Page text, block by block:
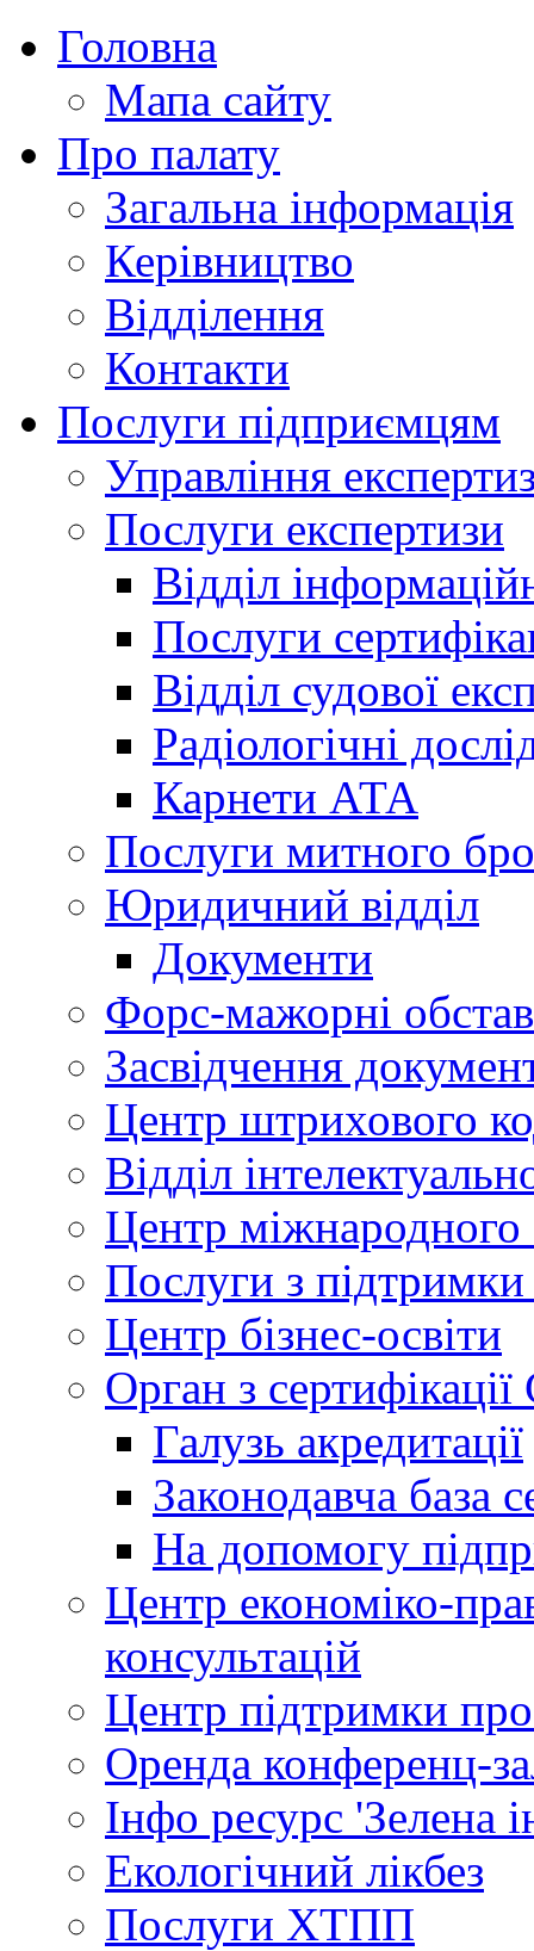
Головна
Мапа сайту
Про палату
Загальна інформація
Керівництво
Відділення
Контакти
Послуги підприємцям
Управління
Послуги експертизи
Відділ
Послуги
Відділ судової
Радіологічні
Карнети АТА
Послуги митного
Юридичний відділ
Документи
Форс-мажорні
Засвідчення
Центр штрихового
Відділ
Центр міжнародного
Послуги з підтримки
Центр бізнес-освіти
Орган з
Галузь акредитації
Законодавча база
На допомогу
Центр економіко-
консультацій
Центр підтримки
Оренда конференц-
Інфо ресурс 'Зелена
Екологічний лікбез
Послуги ХТПП